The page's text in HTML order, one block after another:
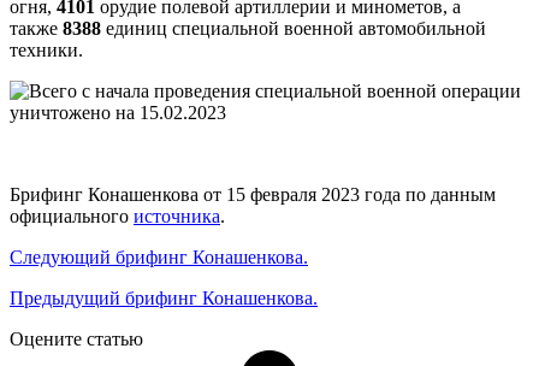
огня, 4101 орудие полевой артиллерии и минометов, а
также 8388 единиц специальной военной автомобильной
техники.
Брифинг Конашенкова от 15 февраля 2023 года по данным
официального источника.
Следующий брифинг Конашенкова.
Предыдущий брифинг Конашенкова.
Оцените статью